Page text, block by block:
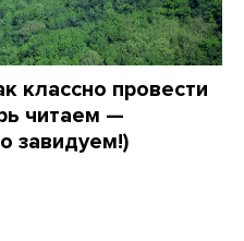
классно провести
читаем —
завидуем!)